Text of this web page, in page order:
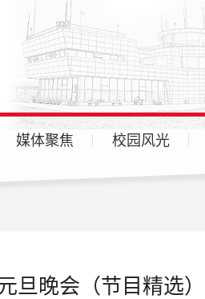
媒体聚焦 校园风光
旦晚会（节目精选）